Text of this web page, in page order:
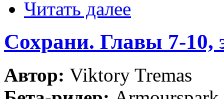
Читать далее
Сохрани. Главы 7-10,
Автор: Viktory Tremas